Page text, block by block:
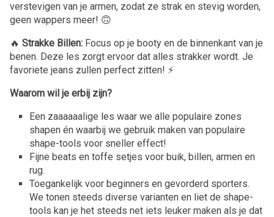
verstevigen van je armen, zodat ze strak en stevig worden,
geen wappers meer! 🙃
🔥 Strakke Billen: Focus op je booty en de binnenkant van je
benen. Deze les zorgt ervoor dat alles strakker wordt. Je
favoriete jeans zullen perfect zitten! ⚡️
Waarom wil je erbij zijn?
Een zaaaaaalige les waar we alle populaire zones
shapen én waarbij we gebruik maken van populaire
shape-tools voor sneller effect!
Fijne beats en toffe setjes voor buik, billen, armen en
rug.
Toegankelijk voor beginners en gevorderd sporters.
We tonen steeds diverse varianten en liet de shape-
tools kan je het steeds net iets leuker maken als je dat